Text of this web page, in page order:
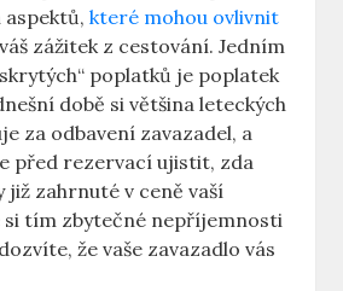
aspektů,které mohou ovlivnit
zážitek z cestování. Jedním
poplatků je poplatek
době si většina leteckých
za odbavení zavazadel, a
před rezervací ujistit, zda
již zahrnuté v ceně vaší
si tím zbytečné nepříjemnosti
že vaše zavazadlo vás